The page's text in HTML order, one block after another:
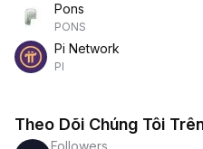
Pons
PONS
Pi Network
PI
Theo Dõi Chúng Tôi
Followers